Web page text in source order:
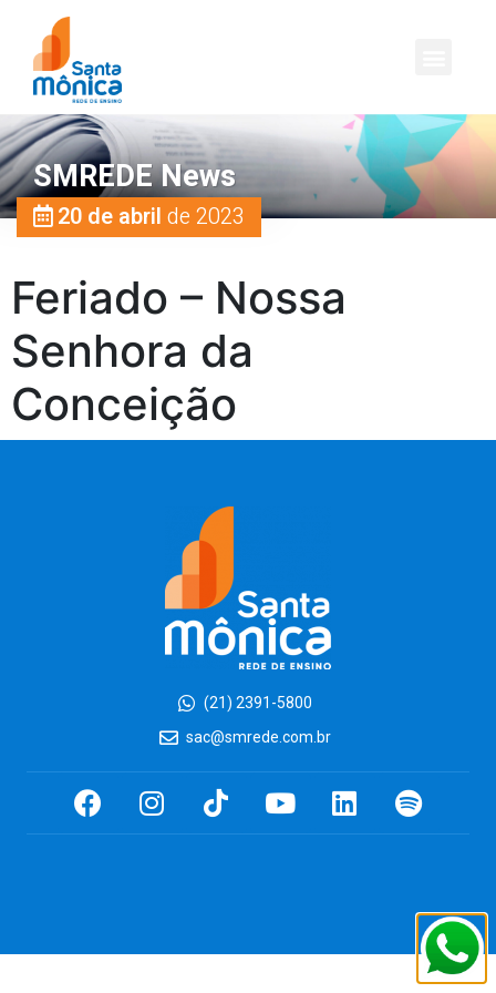
SMREDE News
20 de abril de 2023
Feriado – Nossa
Senhora da
Conceição
(21) 2391-5800
sac@smrede.com.br